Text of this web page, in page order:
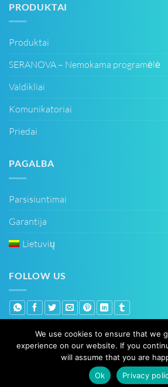
PRODUKTAI
Produktai
SERANOVA – Nemokama programėlė
Valdikliai
Komunikatoriai
Priedai
PAGALBA
Parsisiuntimai
Garantija
Lietuvių
FOLLOW US
PayPal
Copyright 2026 ©
We use cookies to ensure that we
experience on our website. If you
will assume that you are
Ok
Privacy